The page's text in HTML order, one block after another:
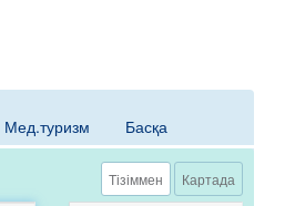
Мед.туризм Басқа
Тізіммен Картада